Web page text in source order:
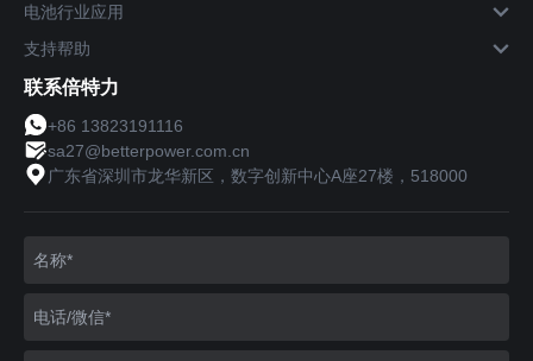
电池行业应用
支持帮助
联系倍特力
+86 13823191116
sa27@betterpower.com.cn
广东省深圳市龙华新区，数字创新中心A座27楼，518000